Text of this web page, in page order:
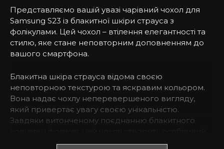
Представляємо вашій увазі чарівний чохол для
Samsung S23 із блакитної шкіри страуса з
фолікулами. Цей чохол – втілення елегантності та
стилю, яке стане неповторним доповненням до
вашого смартфона.
Блакитна шкіра страуса відома своєю
неповторною текстурою та яскравим кольором.
Вона надає чохлу неперевершеного вигляду,
який привертає увагу своєю унікальністю.
Завдяки витонченому поєднанню блакитного
акцент у вашому образі.